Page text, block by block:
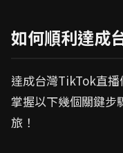
如何順利達成
達成台灣TikTok直
掌握以下幾個關鍵步
旅！